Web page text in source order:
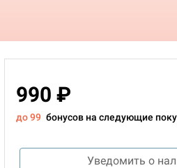
990 ₽
до 99 бонусов на следующие
Уведомить о